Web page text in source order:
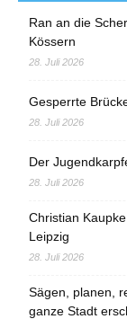
Ran an die
Kössern
28. Juli 2026
Gesperrte
28. Juli 2026
Der
28. Juli 2026
Christian
Leipzig
28. Juli 2026
Sägen, planen,
ganze Stadt